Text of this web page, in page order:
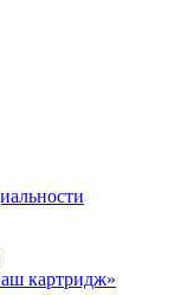
картридж»